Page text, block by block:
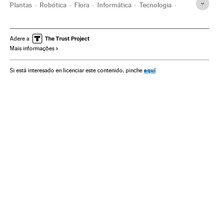
Plantas Robótica Flora Informática Tecnologia
Adere a
Mais informações
Si está interesado en licenciar este contenido, pinche aquí